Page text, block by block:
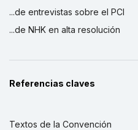
...de entrevistas sobre el PCI
...de NHK en alta resolución
Referencias claves
Textos de la Convención